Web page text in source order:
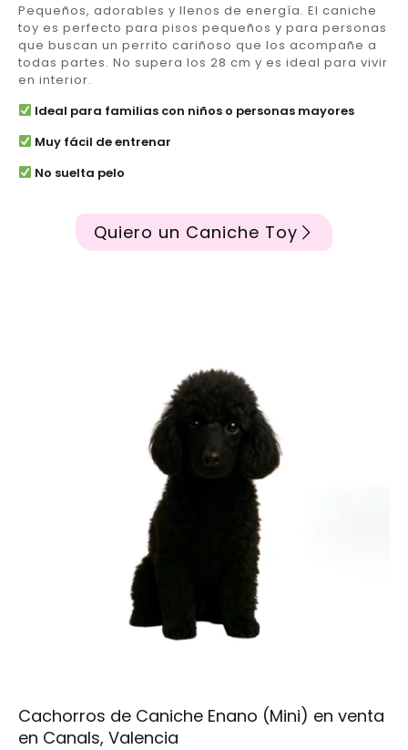
Pequeños, adorables y llenos de energía. El caniche
toy es perfecto para pisos pequeños y para personas
que buscan un perrito cariñoso que los acompañe a
todas partes. No supera los 28 cm y es ideal para vivir
en interior.
Ideal para familias con niños o personas mayores
Muy fácil de entrenar
No suelta pelo
Quiero un Caniche Toy
Cachorros de Caniche Enano (Mini) en venta
en Canals, Valencia